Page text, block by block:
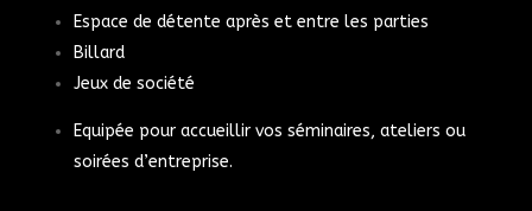
Espace de détente après et entre les parties
Billard
Jeux de société
Equipée pour accueillir vos séminaires, ateliers ou
soirées d’entreprise.